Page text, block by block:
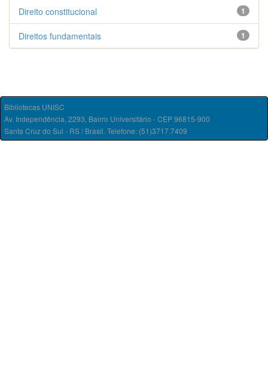
1
Direito constitucional
1
Direitos fundamentais
Bibliotecas UNISC
Av. Independência, 2293, Bairro Universitário - CEP 96815-900
Santa Cruz do Sul - RS / Brasil. Telefone: (51)3717.7409